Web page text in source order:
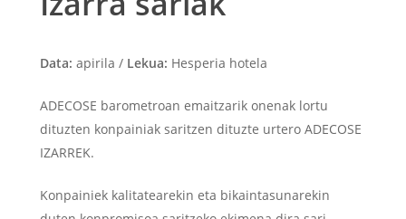
Data: apirila / Lekua: Hesperia hotela
ADECOSE barometroan emaitzarik onenak lortu
dituzten konpainiak saritzen dituzte urtero ADECOSE
IZARREK.
Konpainiek kalitatearekin eta bikaintasunarekin